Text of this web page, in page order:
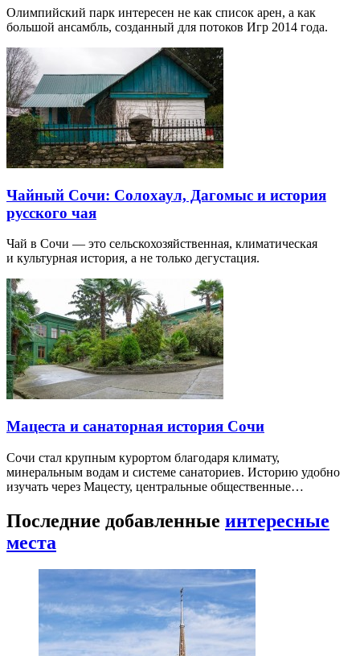
Олимпийский парк интересен не как список арен, а как
большой ансамбль, созданный для потоков Игр 2014 года.
Чайный Сочи: Солохаул, Дагомыс и история
русского чая
Чай в Сочи — это сельскохозяйственная, климатическая
и культурная история, а не только дегустация.
Мацеста и санаторная история Сочи
Сочи стал крупным курортом благодаря климату,
минеральным водам и системе санаториев. Историю удобно
изучать через Мацесту, центральные общественные…
Последние добавленные интересные
места